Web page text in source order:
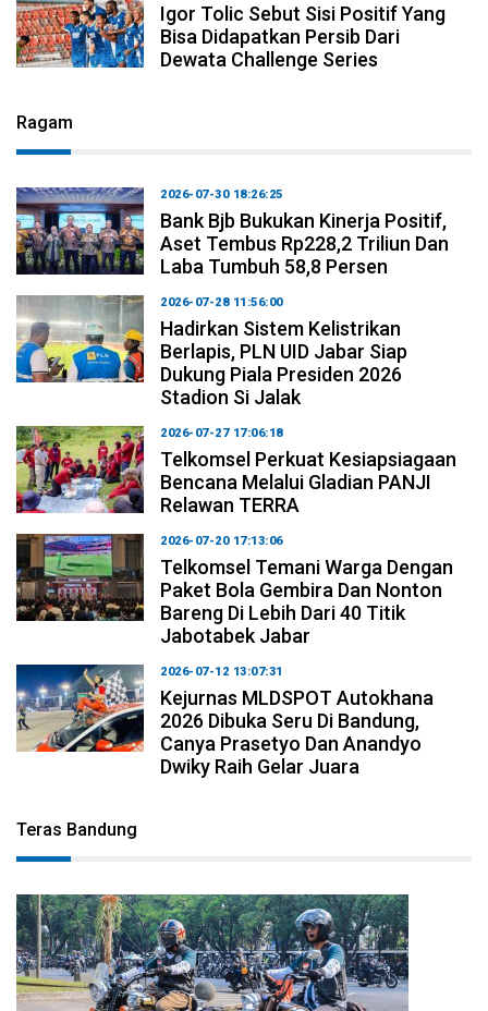
Igor Tolic Sebut Sisi Positif Yang
Bisa Didapatkan Persib Dari
Dewata Challenge Series
Ragam
2026-07-30 18:26:25
Bank Bjb Bukukan Kinerja Positif,
Aset Tembus Rp228,2 Triliun Dan
Laba Tumbuh 58,8 Persen
2026-07-28 11:56:00
Hadirkan Sistem Kelistrikan
Berlapis, PLN UID Jabar Siap
Dukung Piala Presiden 2026
Stadion Si Jalak
2026-07-27 17:06:18
Telkomsel Perkuat Kesiapsiagaan
Bencana Melalui Gladian PANJI
Relawan TERRA
2026-07-20 17:13:06
Telkomsel Temani Warga Dengan
Paket Bola Gembira Dan Nonton
Bareng Di Lebih Dari 40 Titik
Jabotabek Jabar
2026-07-12 13:07:31
Kejurnas MLDSPOT Autokhana
2026 Dibuka Seru Di Bandung,
Canya Prasetyo Dan Anandyo
Dwiky Raih Gelar Juara
Teras Bandung